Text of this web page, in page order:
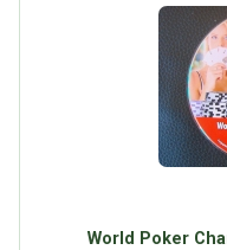
World Poker